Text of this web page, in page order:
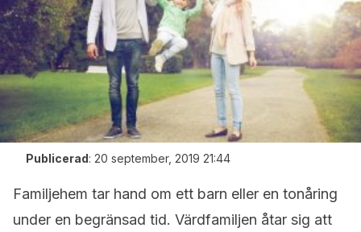
Publicerad: 20 september, 2019 21:44
Familjehem tar hand om ett barn eller en tonåring
under en begränsad tid. Värdfamiljen åtar sig att